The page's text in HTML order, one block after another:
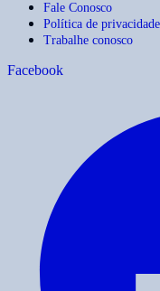
Fale Conosco
Política de privacidade
Trabalhe conosco
Facebook